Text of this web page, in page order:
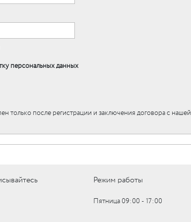
персональных данных
только после регистрации и заключения договора с нашей
Режим работы
Пятница 09:00 ‑ 17:00